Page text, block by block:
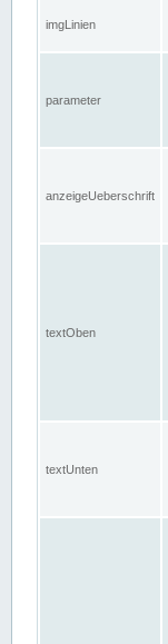
imgLinien
parameter
anzeigeUeberschrift
textOben
textUnten